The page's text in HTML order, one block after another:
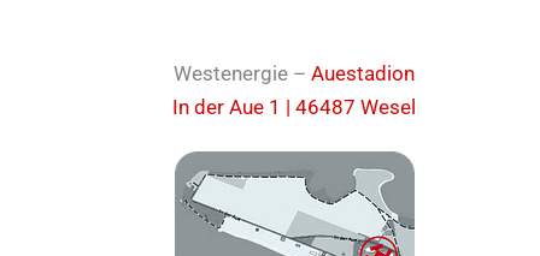
Westenergie – Auestadion
In der Aue 1 | 46487 Wesel